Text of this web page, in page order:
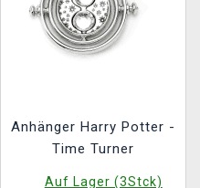
Anhänger Harry Potter -
Time Turner
Auf Lager (3Stck)